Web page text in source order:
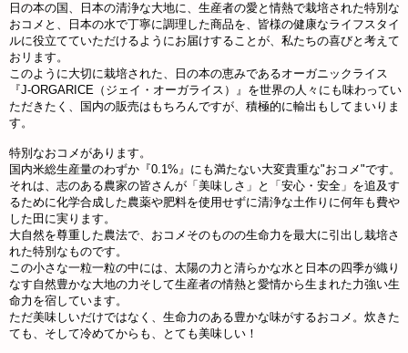
日の本の国、日本の清浄な大地に、生産者の愛と情熱で栽培された特別な
おコメと、日本の水で丁寧に調理した商品を、皆様の健康なライフスタイ
ルに役立てていただけるようにお届けすることが、私たちの喜びと考えて
おリます。
このように大切に栽培された、日の本の恵みであるオーガニックライス
『J-ORGARICE（ジェイ・オーガライス）』を世界の人々にも味わってい
ただきたく、国内の販売はもちろんですが、積極的に輸出もしてまいりま
す。
特別なおコメがあります。
国内米総生産量のわずか『0.1%』にも満たない大変貴重な"おコメ"です。
それは、志のある農家の皆さんが「美味しさ」と「安心・安全」を追及す
るために化学合成した農薬や肥料を使用せずに清浄な土作りに何年も費や
した田に実ります。
大自然を尊重した農法で、おコメそのものの生命力を最大に引出し栽培さ
れた特別なものです。
この小さな一粒一粒の中には、太陽の力と清らかな水と日本の四季が織り
なす自然豊かな大地の力そして生産者の情熱と愛情から生まれた力強い生
命力を宿しています。
ただ美味しいだけではなく、生命力のある豊かな味がするおコメ。炊きた
ても、そして冷めてからも、とても美味しい！